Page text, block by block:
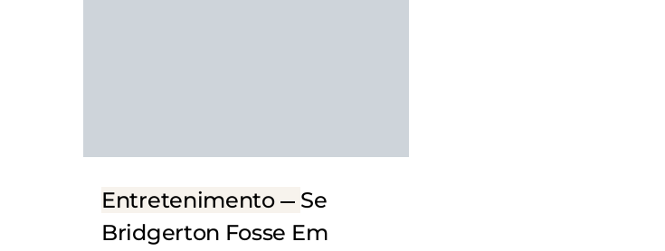
Entretenimento
Se
Bridgerton Fosse Em